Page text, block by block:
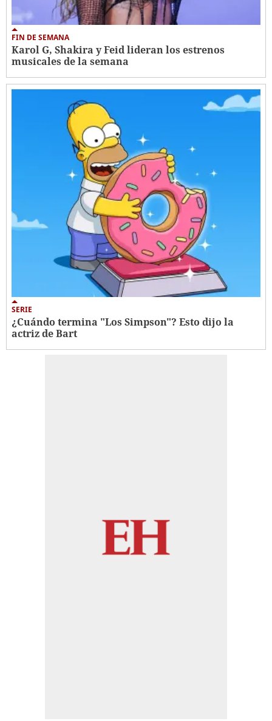
FIN DE SEMANA
Karol G, Shakira y Feid lideran los estrenos
musicales de la semana
SERIE
¿Cuándo termina "Los Simpson"? Esto dijo la
actriz de Bart